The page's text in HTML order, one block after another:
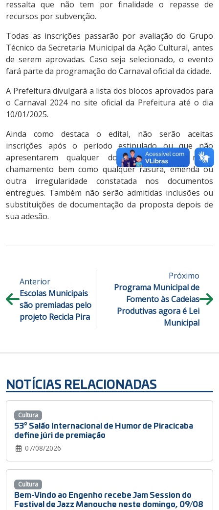
ressalta que não tem por finalidade o repasse de
recursos por subvenção.
Todas as inscrições passarão por avaliação do Grupo
Técnico da Secretaria Municipal da Ação Cultural, antes
de serem aprovadas. Caso seja selecionado, o evento
fará parte da programação do Carnaval oficial da cidade.
A Prefeitura divulgará a lista dos blocos aprovados para
o Carnaval 2024 no site oficial da Prefeitura até o dia
10/01/2025.
Ainda como destaca o edital, não serão aceitas
inscrições após o período estipulado ou que não
apresentarem qualquer documento exigido neste
chamamento bem como qualquer rasura, emenda ou
outra irregularidade constatada nos documentos
entregues. Também não serão admitidas inclusões ou
substituições de documentação da proposta depois de
sua adesão.
Anterior
Escolas Municipais
são premiadas pelo
projeto Recicla Pira
Próximo
Programa Municipal de
Fomento às Cadeias
Produtivas agora é Lei
Municipal
NOTÍCIAS RELACIONADAS
53º Salão Internacional de Humor de Piracicaba
define júri de premiação
07/08/2026
Cultura
Bem-Vindo ao Engenho recebe Jam Session do
Festival de Jazz Manouche neste domingo, 09/08
Cultura